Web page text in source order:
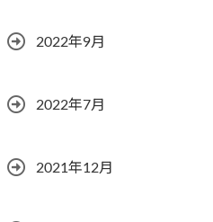
2022年9月
2022年7月
2021年12月